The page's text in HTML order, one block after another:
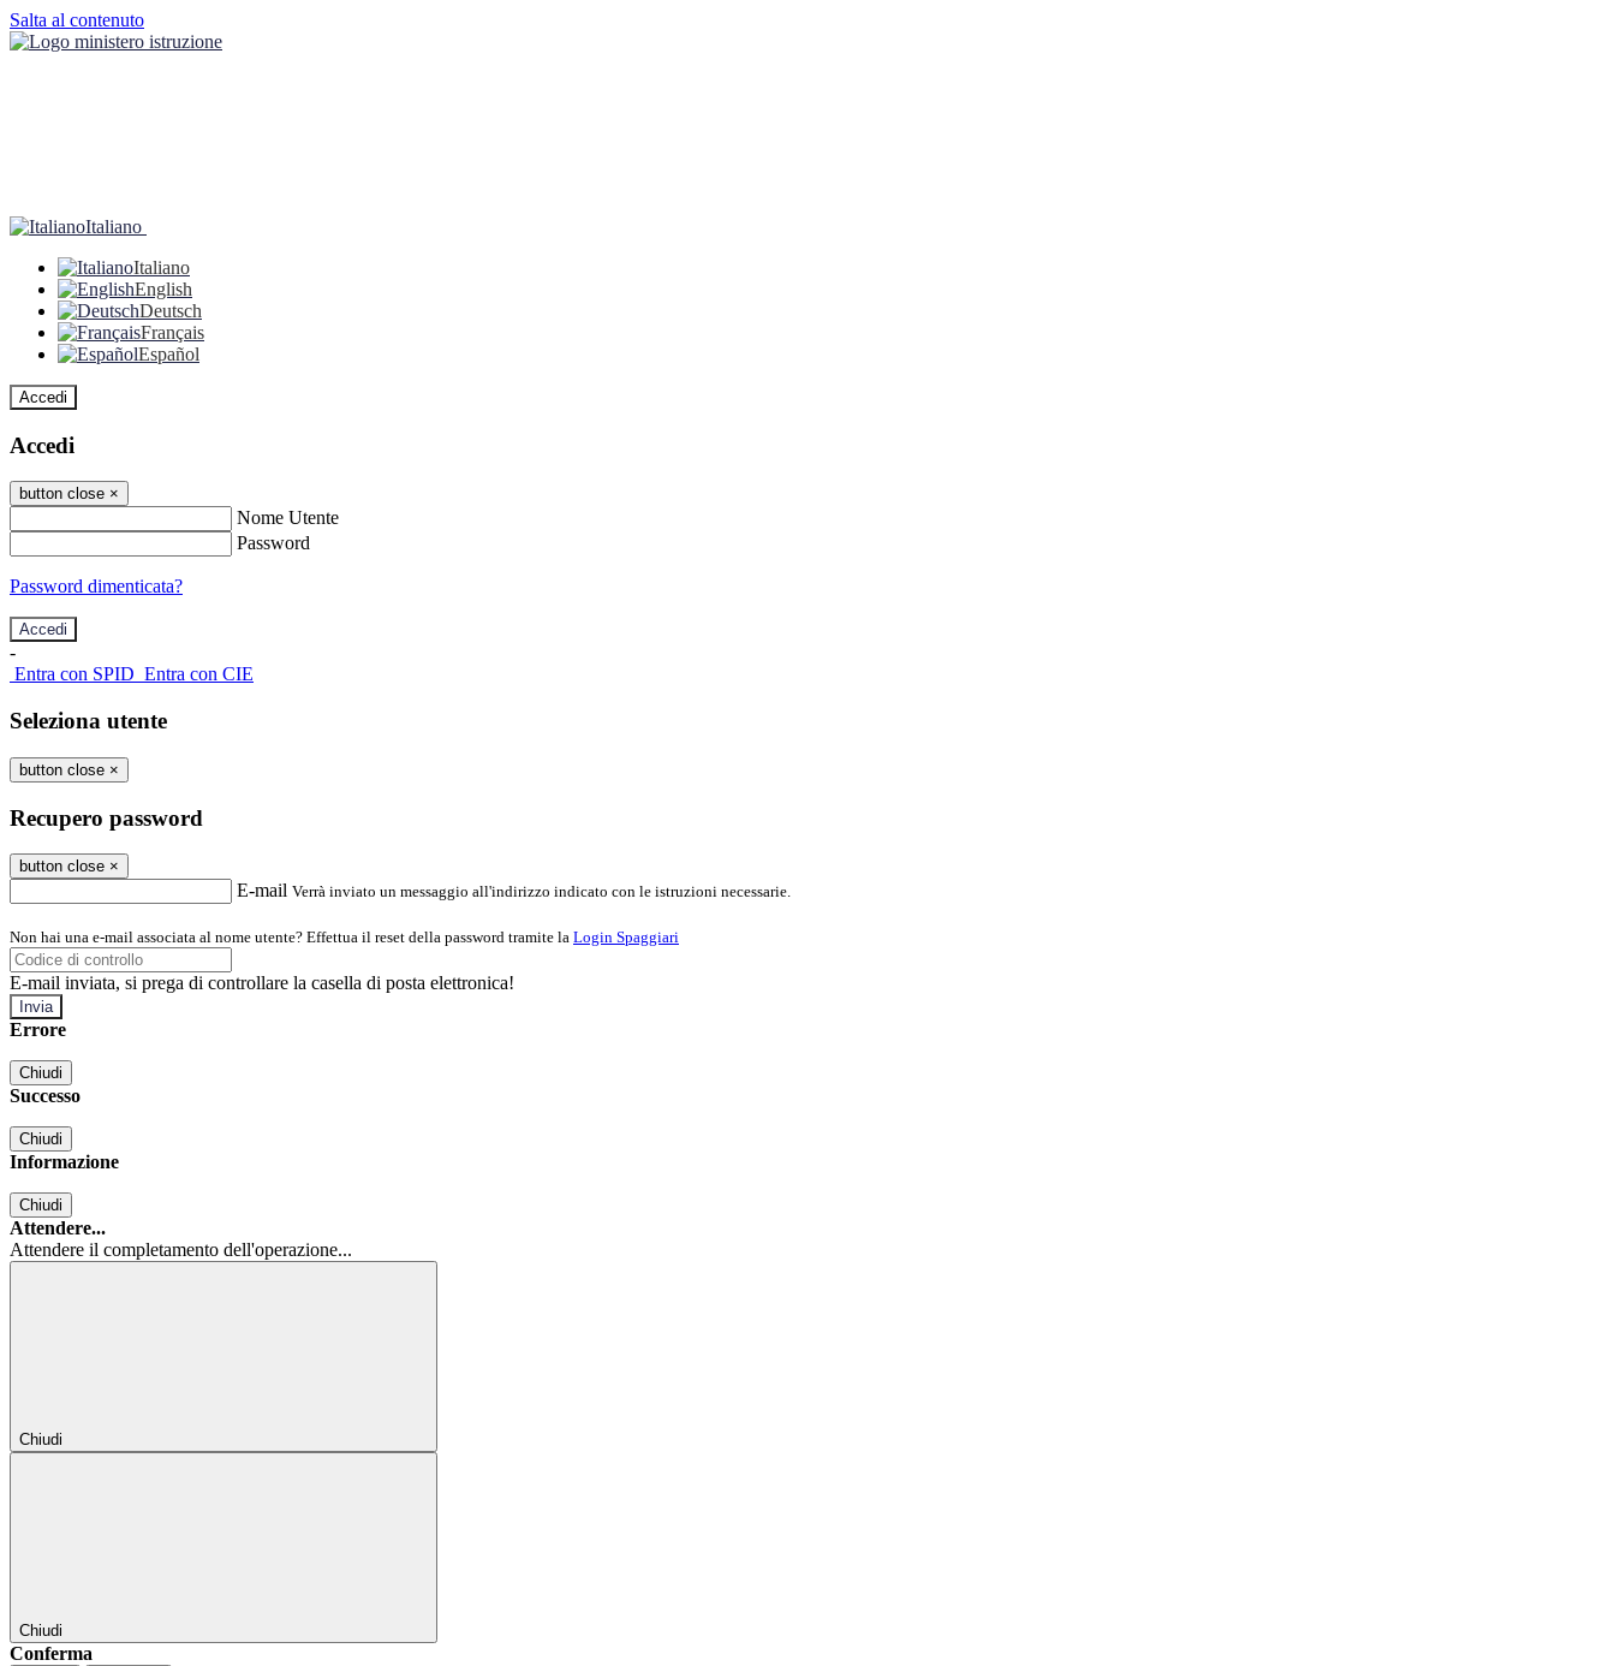
Salta al contenuto
Italiano
Italiano
English
Deutsch
Français
Español
Accedi
Accedi
button close ×
Nome Utente
Password
Password dimenticata?
-
Entra con SPID Entra con CIE
Seleziona utente
button close ×
Recupero password
button close ×
E-mail Verrà inviato un messaggio all'indirizzo indicato con le istruzioni necessarie.
Non hai una e-mail associata al nome utente? Effettua il reset della password tramite la Login Spaggiari
E-mail inviata, si prega di controllare la casella di posta elettronica!
Errore
Chiudi
Successo
Chiudi
Informazione
Chiudi
Attendere...
Attendere il completamento dell'operazione...
Chiudi
Chiudi
Conferma